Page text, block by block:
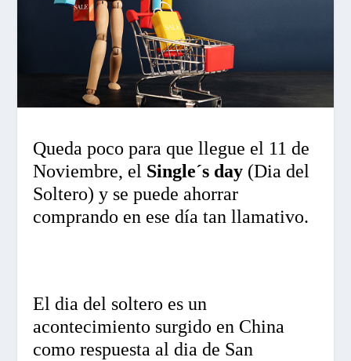
Queda poco para que llegue el 11 de
Noviembre, el Single´s day (Dia del
Soltero) y se puede ahorrar
comprando en ese día tan llamativo.
El dia del soltero es un
acontecimiento surgido en China
como respuesta al dia de San